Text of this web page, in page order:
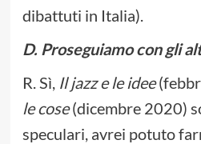
dibattuti in Italia).
D. Proseguiamo con gli
R. Sì, Il jazz e le idee
le cose(dicembre 2020)
speculari, avrei potuto